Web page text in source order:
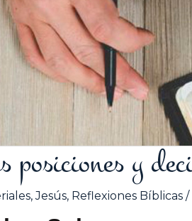
y
,Jesús, Reflexiones Bíblicas /